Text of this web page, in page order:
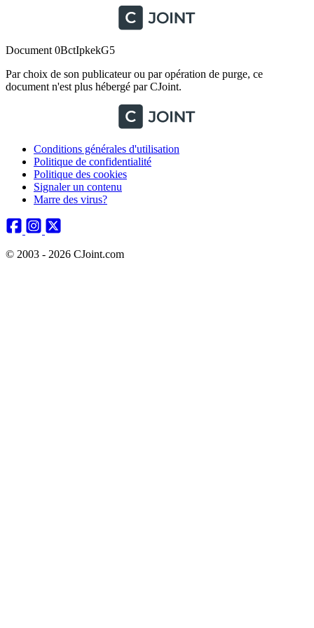
Document 0BctIpkekG5
Par choix de son publicateur ou par opération de purge, ce
document n'est plus hébergé par CJoint.
Conditions générales d'utilisation
Politique de confidentialité
Politique des cookies
Signaler un contenu
Marre des virus?
© 2003 - 2026 CJoint.com